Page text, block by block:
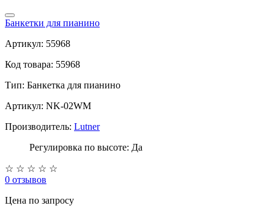
Банкетки для пианино
Артикул: 55968
Код товара: 55968
Тип: Банкетка для пианино
Артикул: NK-02WM
Производитель: Lutner
Регулировка по высоте: Да
☆ ☆ ☆ ☆ ☆
0 отзывов
Цена по запросу